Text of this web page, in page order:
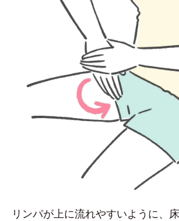
リンパが上に流れやすいように、